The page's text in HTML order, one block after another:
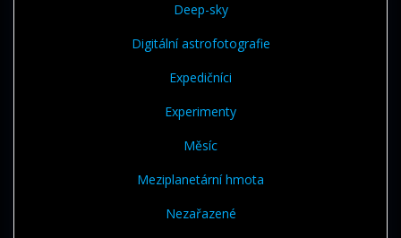
Deep-sky
Digitální astrofotografie
Expedičníci
Experimenty
Měsíc
Meziplanetární hmota
Nezařazené